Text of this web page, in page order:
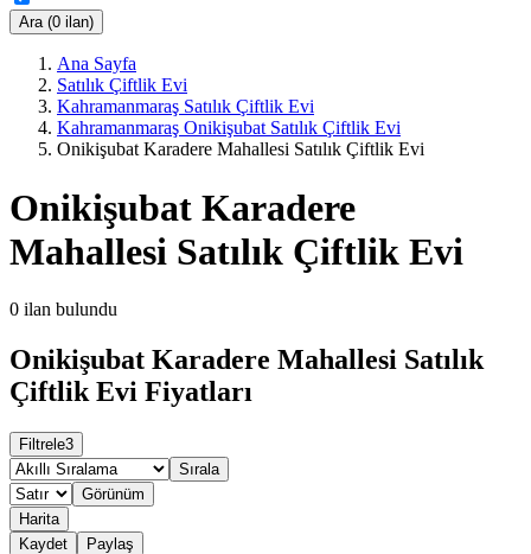
Ara (0 ilan)
Ana Sayfa
Satılık Çiftlik Evi
Kahramanmaraş Satılık Çiftlik Evi
Kahramanmaraş Onikişubat Satılık Çiftlik Evi
Onikişubat Karadere Mahallesi Satılık Çiftlik Evi
Onikişubat Karadere
Mahallesi Satılık Çiftlik Evi
0 ilan bulundu
Onikişubat Karadere Mahallesi Satılık
Çiftlik Evi Fiyatları
Filtrele3
Sırala
Görünüm
Harita
Kaydet
Paylaş